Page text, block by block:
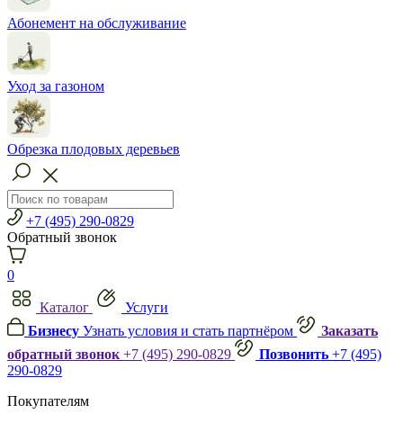
Абонемент на обслуживание
Уход за газоном
Обрезка плодовых деревьев
+7 (495) 290-0829
Обратный звонок
0
Каталог
Услуги
Бизнесу Узнать условия и стать партнёром
Заказать
обратный звонок +7 (495) 290-0829 Позвонить +7 (495)
290-0829
Покупателям